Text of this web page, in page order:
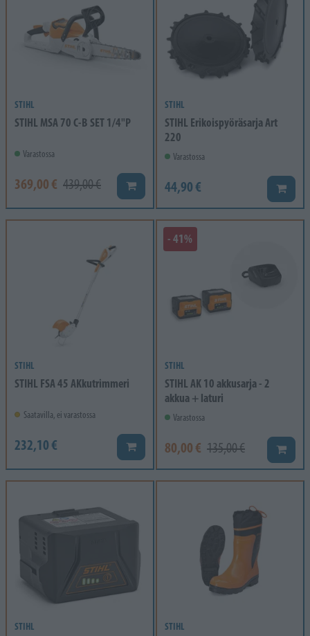
STIHL
STIHL MSA 70 C-B SET 1/4"P
Varastossa
369,00 € 439,00 € Lisää koriin
STIHL
STIHL Erikoispyöräsarja Art
220
Varastossa
44,90 € Lisää
STIHL
STIHL FSA 45 AKkutrimmeri
Saatavilla, ei varastossa
232,10 € Lisää koriin
- 41%
STIHL
STIHL AK 10 akkusarja - 2
akkua + laturi
Varastossa
80,00 € 135,00 € Lisää
STIHL STIHL